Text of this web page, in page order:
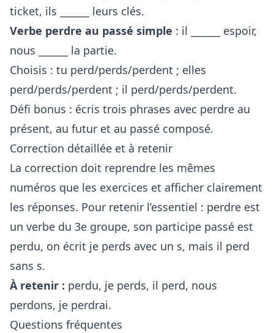
ticket, ils ______ leurs clés.
Verbe perdre au passé simple : il ______ espoir,
nous ______ la partie.
Choisis : tu perd/perds/perdent ; elles
perd/perds/perdent ; il perd/perds/perdent.
Défi bonus : écris trois phrases avec perdre au
présent, au futur et au passé composé.
Correction détaillée et à retenir
La correction doit reprendre les mêmes
numéros que les exercices et afficher clairement
les réponses. Pour retenir l’essentiel : perdre est
un verbe du 3e groupe, son participe passé est
perdu, on écrit je perds avec un s, mais il perd
sans s.
À retenir : perdu, je perds, il perd, nous
perdons, je perdrai.
Questions fréquentes